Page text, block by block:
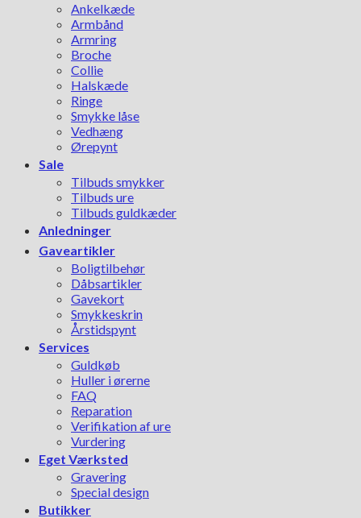
Ankelkæde
Armbånd
Armring
Broche
Collie
Halskæde
Ringe
Smykke låse
Vedhæng
Ørepynt
Sale
Tilbuds smykker
Tilbuds ure
Tilbuds guldkæder
Anledninger
Gaveartikler
Boligtilbehør
Dåbsartikler
Gavekort
Smykkeskrin
Årstidspynt
Services
Guldkøb
Huller i ørerne
FAQ
Reparation
Verifikation af ure
Vurdering
Eget Værksted
Gravering
Special design
Butikker